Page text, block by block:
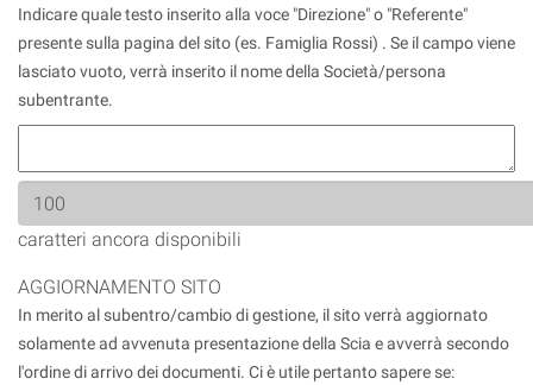
Indicare quale testo inserito alla voce "Direzione" o "Referente"
presente sulla pagina del sito (es. Famiglia Rossi) . Se il campo viene
lasciato vuoto, verrà inserito il nome della Società/persona
subentrante.
caratteri ancora disponibili
AGGIORNAMENTO SITO
In merito al subentro/cambio di gestione, il sito verrà aggiornato
solamente ad avvenuta presentazione della Scia e avverrà secondo
l'ordine di arrivo dei documenti. Ci è utile pertanto sapere se: